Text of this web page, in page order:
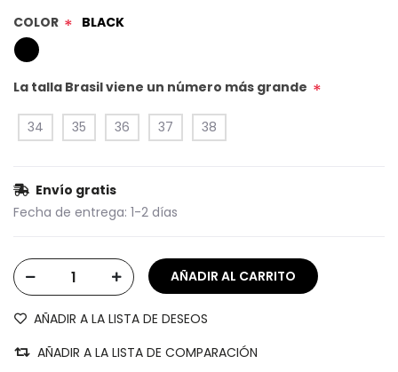
COLOR * BLACK
La talla Brasil viene un número más grande *
34 35 36 37 38
Envío gratis
Fecha de entrega: 1-2 días
AÑADIR A LA LISTA DE DESEOS
AÑADIR A LA LISTA DE COMPARACIÓN